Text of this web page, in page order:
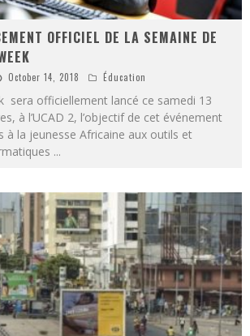
OFFICIEL DE LA SEMAINE DE
October 14, 2018 Éducation
sera officiellement lancé ce samedi 13
à l’UCAD 2, l’objectif de cet événement
à la jeunesse Africaine aux outils et
...